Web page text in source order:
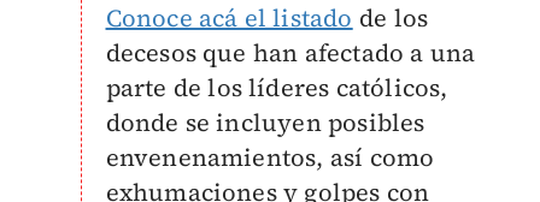
Conoce acá el listado de los
decesos que han afectado a una
parte de los líderes católicos,
donde se incluyen posibles
envenenamientos, así como
exhumaciones y golpes con